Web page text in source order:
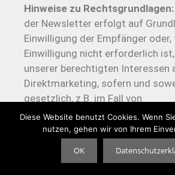
Hinweise zu Rechtsgrundlagen:
der Newsletter erfolgt auf
Einwilligung der Empfänger
Einwilligung nicht erforderlich
unserer berechtigten Interessen
Direktmarketing, sofern und
gesetzlich, z.B. im Fall von
Bestandskundenwerbung,
einen Dienstleister mit dem
unserer berechtigten Interessen.
Diese Website benutzt Cookies. Wenn
nutzen, gehen wir von Ihrem
OK